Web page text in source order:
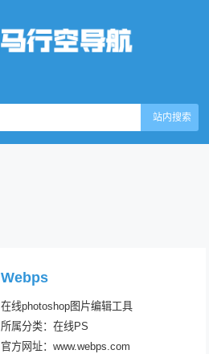
站内搜索
Webps
在线photoshop图片编辑工具
所属分类：在线PS
官方网址：www.webps.com